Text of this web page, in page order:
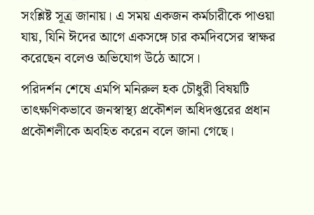
সংশ্লিষ্ট সূত্র জানায়। এ সময় একজন কর্মচারীকে পাওয়া
যায়, যিনি ঈদের আগে একসঙ্গে চার কর্মদিবসের স্বাক্ষর
করেছেন বলেও অভিযোগ উঠে আসে।
পরিদর্শন শেষে এমপি মনিরুল হক চৌধুরী বিষয়টি
তাৎক্ষণিকভাবে জনস্বাস্থ্য প্রকৌশল অধিদপ্তরের প্রধান
প্রকৌশলীকে অবহিত করেন বলে জানা গেছে।